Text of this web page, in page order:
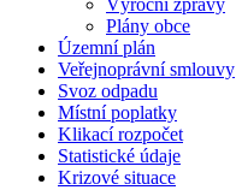
Výroční zprávy
Plány obce
Územní plán
Veřejnoprávní smlouvy
Svoz odpadu
Místní poplatky
Klikací rozpočet
Statistické údaje
Krizové situace